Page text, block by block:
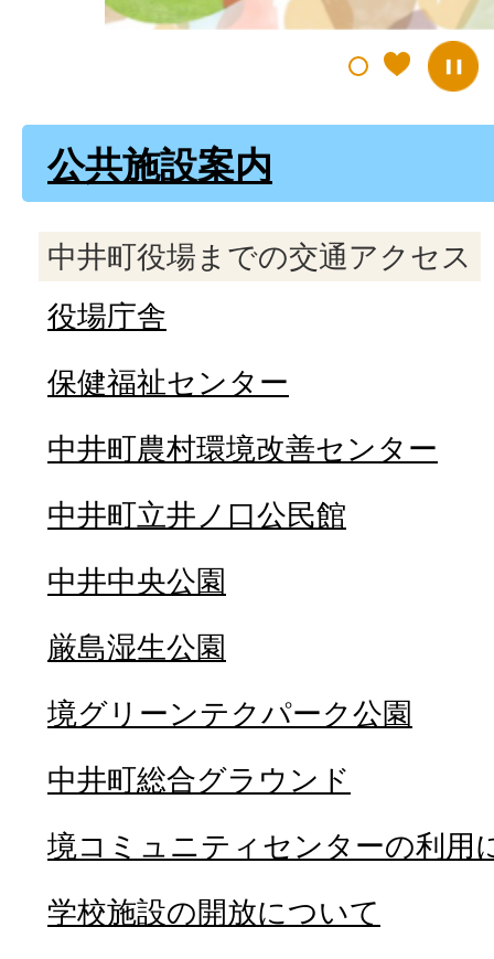
公共施設案内
中井町役場までの交通アクセス
役場庁舎
保健福祉センター
中井町農村環境改善センター
中井町立井ノ口公民館
中井中央公園
厳島湿生公園
境グリーンテクパーク公園
中井町総合グラウンド
境コミュニティセンターの利用
学校施設の開放について